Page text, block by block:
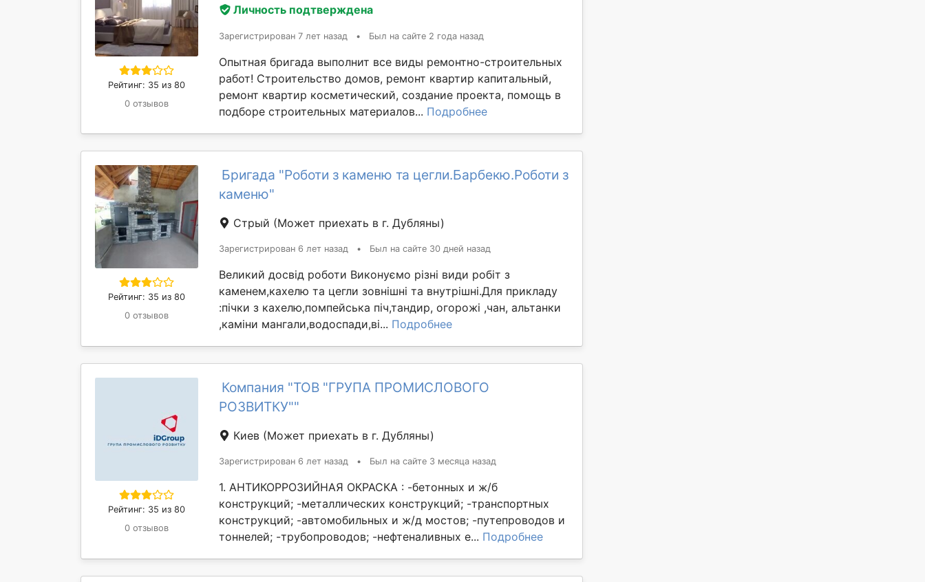
Рейтинг: 35 из 80
0 отзывов
Личность подтверждена
Зарегистрирован 7 лет назад • Был на сайте 2 года назад
Опытная бригада выполнит все виды ремонтно-строительных
работ! Строительство домов, ремонт квартир капитальный,
ремонт квартир косметический, создание проекта, помощь в
подборе строительных материалов... Подробнее
Рейтинг: 35 из 80
0 отзывов
Бригада "Роботи з каменю та цегли.Барбекю.Роботи з
каменю"
Стрый (Может приехать в г. Дубляны)
Зарегистрирован 6 лет назад • Был на сайте 30 дней назад
Великий досвід роботи Виконуємо різні види робіт з
каменем,кахелю та цегли зовнішні та внутрішні.Для прикладу
:пічки з кахелю,помпейська піч,тандир, огорожі ,чан, альтанки
,каміни мангали,водоспади,ві... Подробнее
Рейтинг: 35 из 80
0 отзывов
Компания "ТОВ "ГРУПА ПРОМИСЛОВОГО
РОЗВИТКУ""
Киев (Может приехать в г. Дубляны)
Зарегистрирован 6 лет назад • Был на сайте 3 месяца назад
1. АНТИКОРРОЗИЙНАЯ ОКРАСКА : -бетонных и ж/б
конструкций; -металлических конструкций; -транспортных
конструкций; -автомобильных и ж/д мостов; -путепроводов и
тоннелей; -трубопроводов; -нефтеналивных е... Подробнее